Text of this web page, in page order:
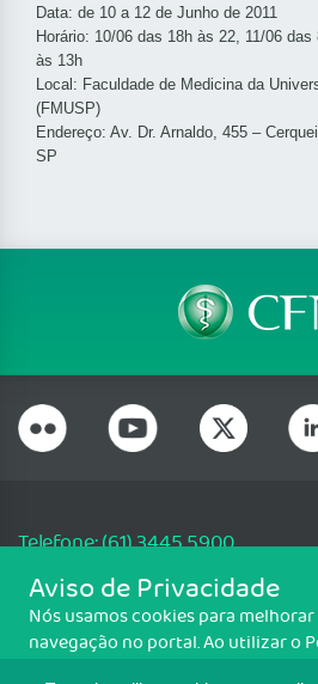
Data: de 10 a 12 de Junho de 2011
Horário: 10/06 das 18h às 22, 11/06
às 13h
Local: Faculdade de Medicina da
(FMUSP)
Endereço: Av. Dr. Arnaldo, 455 –
SP
Telefone: (61) 3445 5900
Email: cfm@portalmedico.org.br
SGAS 616, Conjunto D, Lote 115, L2 Sul,
CNPJ: 33.583.550/0001-30
Aviso de Privacidade
Nós usamos cookies para
navegação no portal. Ao utilizar o